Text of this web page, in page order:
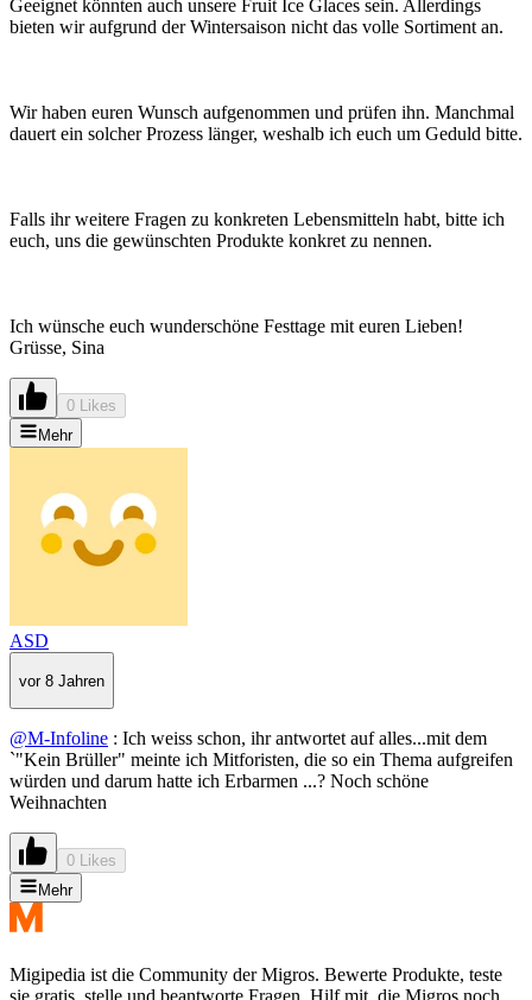
Geeignet könnten auch unsere Fruit Ice Glaces sein. Allerdings
bieten wir aufgrund der Wintersaison nicht das volle Sortiment an.
Wir haben euren Wunsch aufgenommen und prüfen ihn. Manchmal
dauert ein solcher Prozess länger, weshalb ich euch um Geduld bitte.
Falls ihr weitere Fragen zu konkreten Lebensmitteln habt, bitte ich
euch, uns die gewünschten Produkte konkret zu nennen.
Ich wünsche euch wunderschöne Festtage mit euren Lieben!
Grüsse, Sina
0 Likes
Mehr
ASD
vor 8 Jahren
@M-Infoline : Ich weiss schon, ihr antwortet auf alles...mit dem
`"Kein Brüller" meinte ich Mitforisten, die so ein Thema aufgreifen
würden und darum hatte ich Erbarmen ...? Noch schöne
Weihnachten
0 Likes
Mehr
Migipedia ist die Community der Migros. Bewerte Produkte, teste